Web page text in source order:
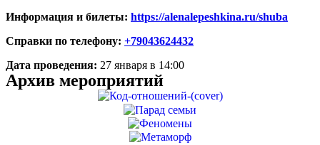
Информация и билеты: https://alenalepeshkina.ru/shuba
Справки по телефону: +79043624432
Дата проведения: 27 января в 14:00
Архив мероприятий